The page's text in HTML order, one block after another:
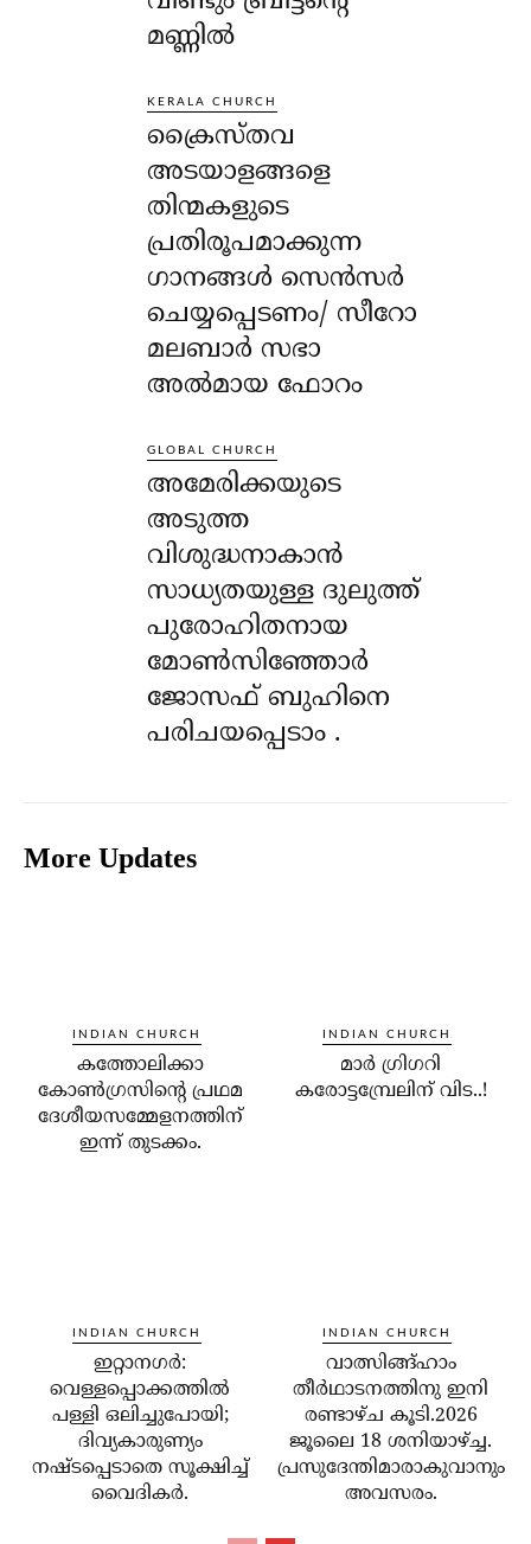
മണ്ണിൽ
KERALA CHURCH
ക്രൈസ്തവ
അടയാളങ്ങളെ
തിന്മകളുടെ
പ്രതിരൂപമാക്കുന്ന
ഗാനങ്ങൾ സെൻസർ
ചെയ്യപ്പെടണം/ സീറോ
മലബാർ സഭാ
അൽമായ ഫോറം
GLOBAL CHURCH
അമേരിക്കയുടെ
അടുത്ത
വിശുദ്ധനാകാൻ
സാധ്യതയുള്ള ദുലുത്ത്
പുരോഹിതനായ
മോൺസിഞ്ഞോർ
ജോസഫ് ബുഹിനെ
പരിചയപ്പെടാം .
More Updates
INDIAN CHURCH
കത്തോലിക്കാ
കോണ്‍ഗ്രസിന്റെ പ്രഥമ
ദേശീയസമ്മേളനത്തിന്
ഇന്ന് തുടക്കം.
INDIAN CHURCH
മാര്‍ ഗ്രിഗറി
കരോട്ടമ്പ്രേലിന് വിട..!
INDIAN CHURCH
ഇറ്റാനഗര്‍:
വെള്ളപ്പൊക്കത്തില്‍
പള്ളി ഒലിച്ചുപോയി;
ദിവ്യകാരുണ്യം
നഷ്ടപ്പെടാതെ സൂക്ഷിച്ച്
വൈദികര്‍.
INDIAN CHURCH
വാത്സിങ്ങ്ഹാം
തീർഥാടനത്തിനു ഇനി
രണ്ടാഴ്ച കൂടി.2026
ജൂലൈ 18 ശനിയാഴ്ച്ച.
പ്രസുദേന്തിമാരാകുവാനും
അവസരം.